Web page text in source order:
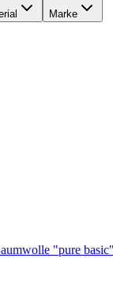
Marke
"pure